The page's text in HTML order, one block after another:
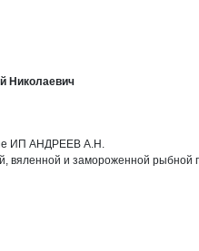
Николаевич
ИП АНДРЕЕВ А.Н.
вяленной и замороженной рыбной